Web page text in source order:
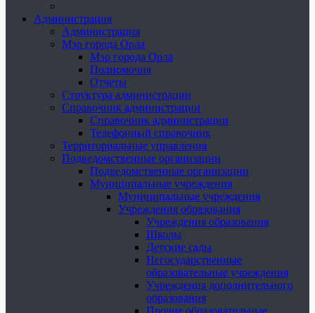
Администрация
Администрация
Мэр города Орла
Мэр города Орла
Полномочия
Отчеты
Структура администрации
Справочник администрации
Справочник администрации
Телефонный справочник
Территориальные управления
Подведомственные организации
Подведомственные организации
Муниципальные учреждения
Муниципальные учреждения
Учреждения образования
Учреждения образования
Школы
Детские сады
Негосударственные
образовательные учреждения
Учреждения дополнительного
образования
Прочие образовательные